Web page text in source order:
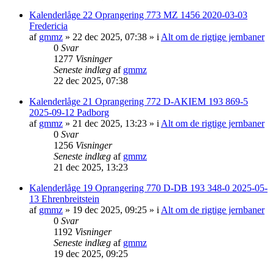
Kalenderlåge 22 Oprangering 773 MZ 1456 2020-03-03
Fredericia
af gmmz » 22 dec 2025, 07:38 » i Alt om de rigtige jernbaner
0 Svar
1277 Visninger
Seneste indlæg af gmmz
22 dec 2025, 07:38
Kalenderlåge 21 Oprangering 772 D-AKIEM 193 869-5
2025-09-12 Padborg
af gmmz » 21 dec 2025, 13:23 » i Alt om de rigtige jernbaner
0 Svar
1256 Visninger
Seneste indlæg af gmmz
21 dec 2025, 13:23
Kalenderlåge 19 Oprangering 770 D-DB 193 348-0 2025-05-
13 Ehrenbreitstein
af gmmz » 19 dec 2025, 09:25 » i Alt om de rigtige jernbaner
0 Svar
1192 Visninger
Seneste indlæg af gmmz
19 dec 2025, 09:25